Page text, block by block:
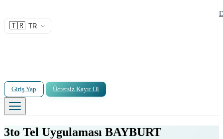
🇹🇷 TR
Giriş Yap Ücretsiz Kayıt Ol
3to Tel Uygulaması BAYBURT